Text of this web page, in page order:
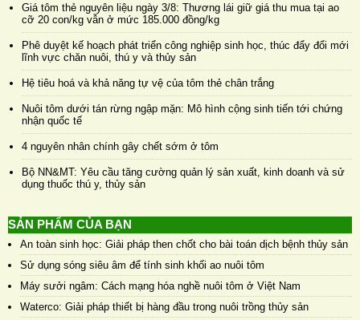
Giá tôm thẻ nguyên liệu ngày 3/8: Thương lái giữ giá thu mua tại ao
cỡ 20 con/kg vẫn ở mức 185.000 đồng/kg
Phê duyệt kế hoạch phát triển công nghiệp sinh học, thúc đẩy đổi mới
lĩnh vực chăn nuôi, thú y và thủy sản
Hệ tiêu hoá và khả năng tự vệ của tôm thẻ chân trắng
Nuôi tôm dưới tán rừng ngập mặn: Mô hình cộng sinh tiến tới chứng
nhận quốc tế
4 nguyên nhân chính gây chết sớm ở tôm
Bộ NN&MT: Yêu cầu tăng cường quản lý sản xuất, kinh doanh và sử
dụng thuốc thú y, thủy sản
SẢN PHẨM CỦA BẠN
An toàn sinh học: Giải pháp then chốt cho bài toán dịch bệnh thủy sản
Sử dụng sóng siêu âm để tính sinh khối ao nuôi tôm
Máy sưởi ngâm: Cách mạng hóa nghề nuôi tôm ở Việt Nam
Waterco: Giải pháp thiết bị hàng đầu trong nuôi trồng thủy sản